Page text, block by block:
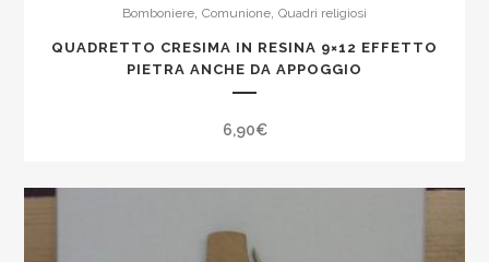
Bomboniere Comunione Quadri religiosi
QUADRETTO CRESIMA IN RESINA 9×12 EFFETTO
PIETRA ANCHE DA APPOGGIO
6,90€